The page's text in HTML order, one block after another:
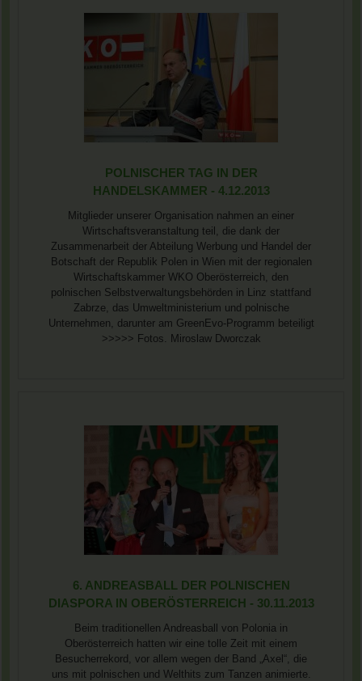
POLNISCHER TAG IN DER
HANDELSKAMMER - 4.12.2013
Mitglieder unserer Organisation nahmen an einer
Wirtschaftsveranstaltung teil, die dank der
Zusammenarbeit der Abteilung Werbung und Handel der
Botschaft der Republik Polen in Wien mit der regionalen
Wirtschaftskammer WKO Oberösterreich, den
polnischen Selbstverwaltungsbehörden in Linz stattfand
Zabrze, das Umweltministerium und polnische
Unternehmen, darunter am GreenEvo-Programm beteiligt
>>>>> Fotos. Miroslaw Dworczak
6. ANDREASBALL DER POLNISCHEN
DIASPORA IN OBERÖSTERREICH - 30.11.2013
Beim traditionellen Andreasball von Polonia in
Oberösterreich hatten wir eine tolle Zeit mit einem
Besucherrekord, vor allem wegen der Band „Axel“, die
uns mit polnischen und Welthits zum Tanzen animierte.